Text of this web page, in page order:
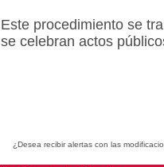
Este procedimiento se
se celebran actos
¿Desea recibir alertas con las